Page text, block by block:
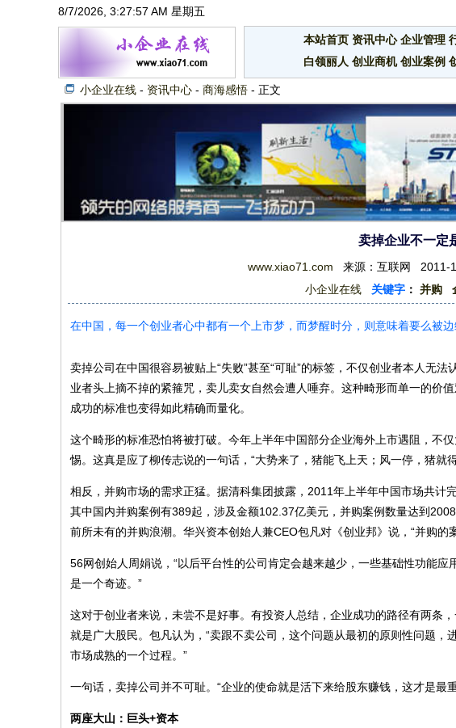
8/7/2026, 3:27:58 AM 星期五
本站首页 资讯中心 企业管理
白领丽人 创业商机 创业案例
小企业在线 - 资讯中心 - 商海感悟 - 正文
卖掉企业不一定
www.xiao71.com 来源：互联网 2011-
小企业在线
关键字 ： 并购
在中国，每一个创业者心中都有一个上市梦，而梦醒时分，则意味着要么被
卖掉公司在中国很容易被贴上“失败”甚至“可耻”的标签，不仅创业者本人无
业者头上摘不掉的紧箍咒，卖儿卖女自然会遭人唾弃。这种畸形而单一的价
成功的标准也变得如此精确而量化。
这个畸形的标准恐怕将被打破。今年上半年中国部分企业海外上市遇阻，不
惕。这真是应了柳传志说的一句话，“大势来了，猪能飞上天；风一停，猪就
相反，并购市场的需求正猛。据清科集团披露，2011年上半年中国市场共计
其中国内并购案例有389起，涉及金额102.37亿美元，并购案例数量达到
前所未有的并购浪潮。华兴资本创始人兼CEO包凡对《创业邦》说，“并购
56网创始人周娟说，“以后平台性的公司肯定会越来越少，一些基础性功能
是一个奇迹。”
这对于创业者来说，未尝不是好事。有投资人总结，企业成功的路径有两条
就是广大股民。包凡认为，“卖跟不卖公司，这个问题从最初的原则性问题
市场成熟的一个过程。”
一句话，卖掉公司并不可耻。“企业的使命就是活下来给股东赚钱，这才是最重
两座大山：巨头+资本